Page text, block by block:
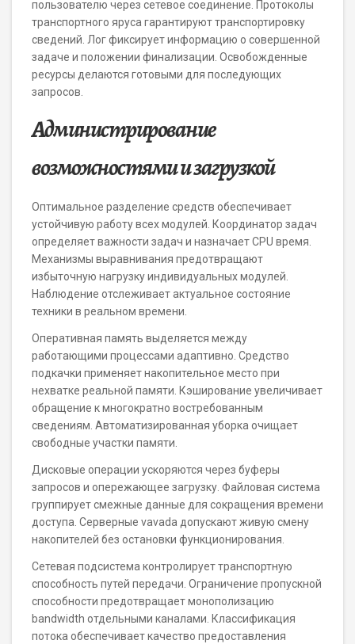
пользователю через сетевое соединение. Протоколы
транспортного яруса гарантируют транспортировку
сведений. Лог фиксирует информацию о совершенной
задаче и положении финализации. Освобожденные
ресурсы делаются готовыми для последующих
запросов.
Администрирование
возможностями и загрузкой
Оптимальное разделение средств обеспечивает
устойчивую работу всех модулей. Координатор задач
определяет важности задач и назначает CPU время.
Механизмы выравнивания предотвращают
избыточную нагрузку индивидуальных модулей.
Наблюдение отслеживает актуальное состояние
техники в реальном времени.
Оперативная память выделяется между
работающими процессами адаптивно. Средство
подкачки применяет накопительное место при
нехватке реальной памяти. Кэширование увеличивает
обращение к многократно востребованным
сведениям. Автоматизированная уборка очищает
свободные участки памяти.
Дисковые операции ускоряются через буферы
запросов и опережающее загрузку. Файловая система
группирует смежные данные для сокращения времени
доступа. Серверные vavada допускают живую смену
накопителей без остановки функционирования.
Сетевая подсистема контролирует транспортную
способность путей передачи. Ограничение пропускной
способности предотвращает монополизацию
bandwidth отдельными каналами. Классификация
потока обеспечивает качество предоставления